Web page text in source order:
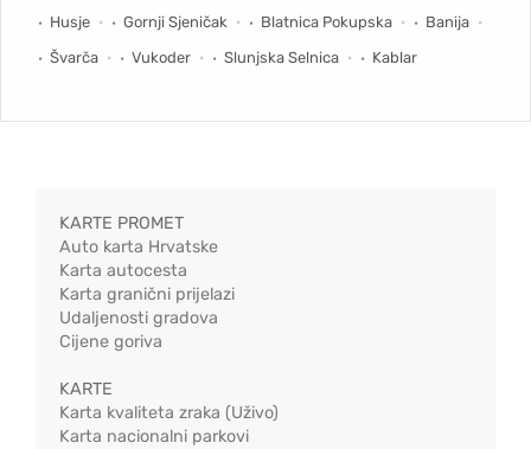
Husje
Gornji Sjeničak Blatnica Pokupska
Banija
Švarča
Vukoder Slunjska Selnica Kablar
KARTE PROMET
Auto karta Hrvatske
Karta autocesta
Karta granični prijelazi
Udaljenosti gradova
Cijene goriva
KARTE
Karta kvaliteta zraka (Uživo)
Karta nacionalni parkovi